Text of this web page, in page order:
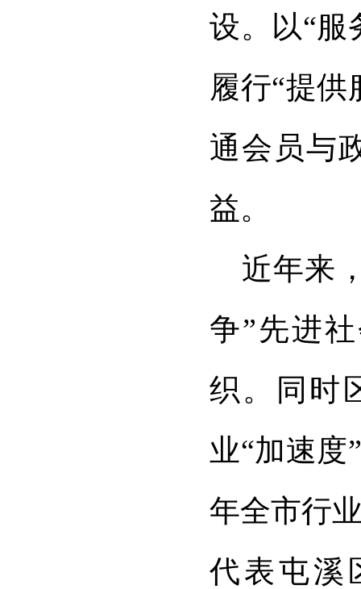
设。以“服
履行“提
通会员与
益。
近年来
争”先进
织。同时
业“加速度”
年全市行
代表屯溪